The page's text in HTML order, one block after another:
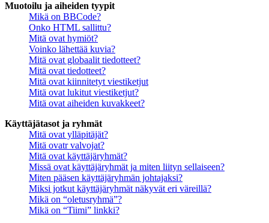
Muotoilu ja aiheiden tyypit
Mikä on BBCode?
Onko HTML sallittu?
Mitä ovat hymiöt?
Voinko lähettää kuvia?
Mitä ovat globaalit tiedotteet?
Mitä ovat tiedotteet?
Mitä ovat kiinnitetyt viestiketjut
Mitä ovat lukitut viestiketjut?
Mitä ovat aiheiden kuvakkeet?
Käyttäjätasot ja ryhmät
Mitä ovat ylläpitäjät?
Mitä ovatr valvojat?
Mitä ovat käyttäjäryhmät?
Missä ovat käyttäjäryhmät ja miten liityn sellaiseen?
Miten pääsen käyttäjäryhmän johtajaksi?
Miksi jotkut käyttäjäryhmät näkyvät eri väreillä?
Mikä on “oletusryhmä”?
Mikä on “Tiimi” linkki?